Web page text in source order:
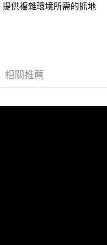
供複雜環境所需的抓地
相關推薦